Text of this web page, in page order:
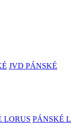
JVD PÁNSKÉ
LORUS PÁNSKÉ